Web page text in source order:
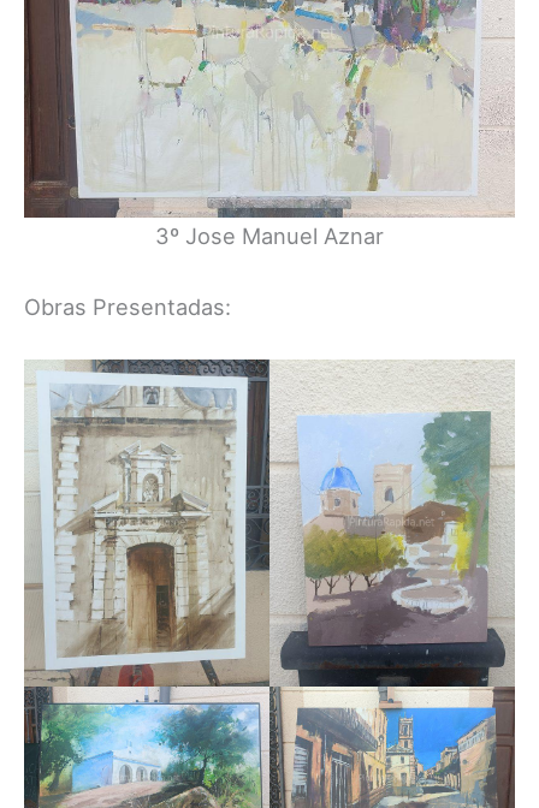
3º Jose Manuel Aznar
Obras Presentadas: